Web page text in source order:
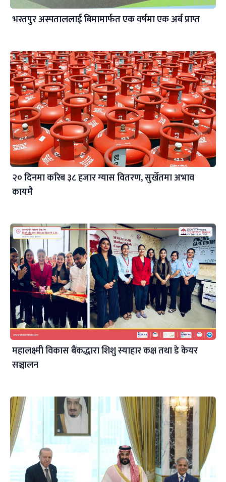
भरतपुर अस्पताललाई बिमामार्फत एक वर्षमा एक अर्ब प्राप्त
२० दिनमा करिब ३८ हजार ग्यास वितरण, सुर्खेतमा अभाव
कायमै
महालक्ष्मी विकास बैंकद्धारा शिशु स्याहार कक्ष तथा डे केयर
सञ्चालन